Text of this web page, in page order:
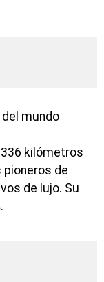
kilómetros
pioneros de
de lujo. Su